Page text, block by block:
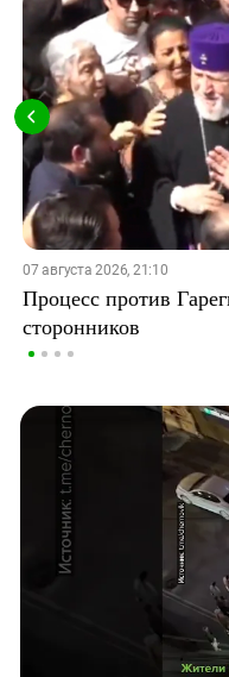
07 августа 2026, 21:10
Процесс против
сторонников